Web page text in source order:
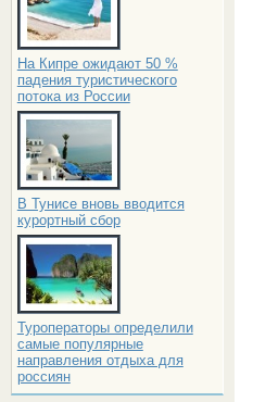
На Кипре ожидают 50 %
падения туристического
потока из России
В Тунисе вновь вводится
курортный сбор
Туроператоры определили
самые популярные
направления отдыха для
россиян